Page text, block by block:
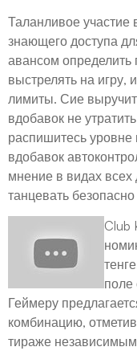
Таланливое участие
знающего доступа
авансом определить
выстрелять на
лимиты. Сие
вдобавок не
распишитесь
вдобавок
мнение в видах
танцевать
Club
поле
Геймеру
комбинацию,
тираже